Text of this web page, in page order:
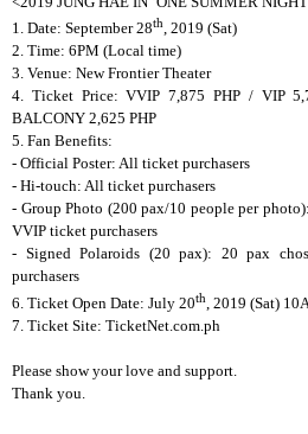
1. Date: September 28th, 2019 (Sat)
2. Time: 6PM (Local time)
3. Venue: New Frontier Theater
4. Ticket Price: VVIP 7,875 PHP / VIP
BALCONY 2,625 PHP
5. Fan Benefits:
- Official Poster: All ticket purchasers
- Hi-touch: All ticket purchasers
- Group Photo (200 pax/10 people per
VVIP ticket purchasers
- Signed Polaroids (20 pax): 20 pax
purchasers
6. Ticket Open Date: July 20th , 2019 (Sat)
7. Ticket Site: TicketNet.com.ph
Please show your love and support.
Thank you.